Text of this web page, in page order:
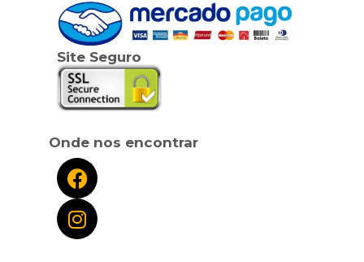
Site Seguro
Onde nos encontrar